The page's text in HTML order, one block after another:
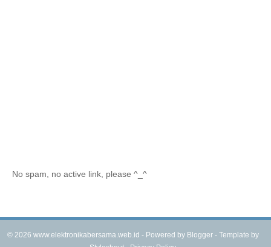
No spam, no active link, please ^_^
© 2026 www.elektronikabersama.web.id - Powered by Blogger- Template by